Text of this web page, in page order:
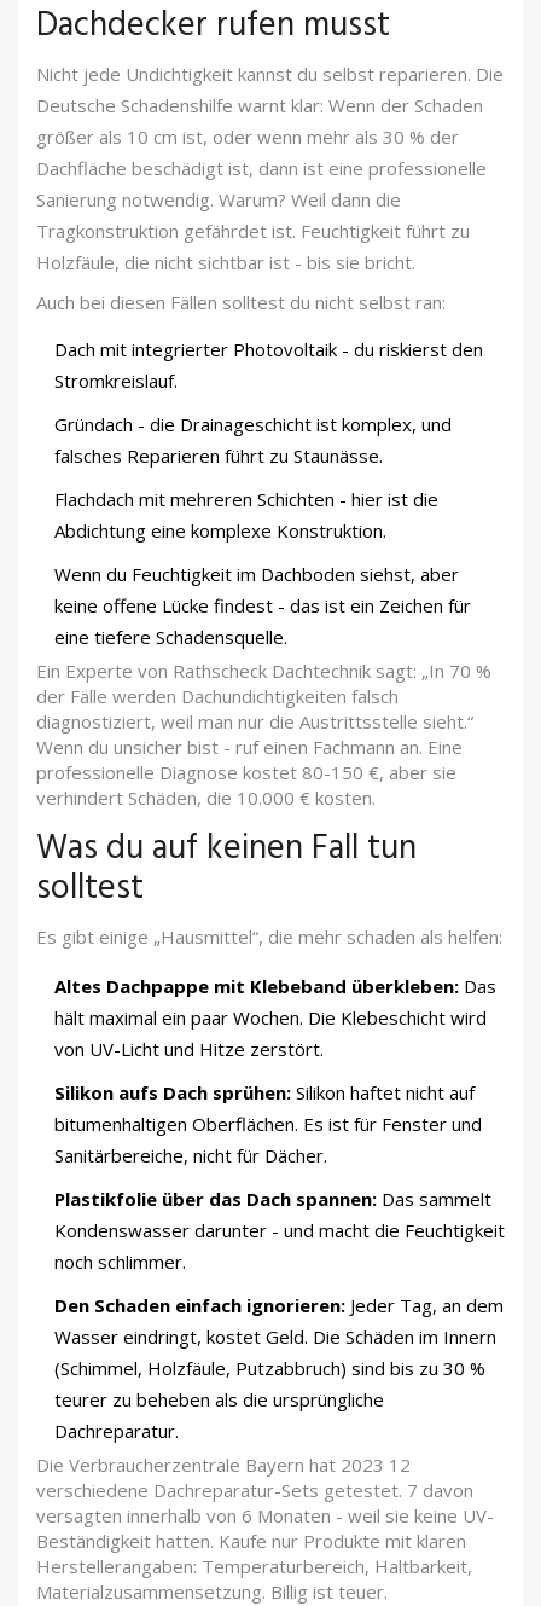
Dachdecker rufen musst
Nicht jede Undichtigkeit kannst du selbst reparieren. Die
Deutsche Schadenshilfe warnt klar: Wenn der Schaden
größer als 10 cm ist, oder wenn mehr als 30 % der
Dachfläche beschädigt ist, dann ist eine professionelle
Sanierung notwendig. Warum? Weil dann die
Tragkonstruktion gefährdet ist. Feuchtigkeit führt zu
Holzfäule, die nicht sichtbar ist - bis sie bricht.
Auch bei diesen Fällen solltest du nicht selbst ran:
Dach mit integrierter Photovoltaik - du riskierst den
Stromkreislauf.
Gründach - die Drainageschicht ist komplex, und
falsches Reparieren führt zu Staunässe.
Flachdach mit mehreren Schichten - hier ist die
Abdichtung eine komplexe Konstruktion.
Wenn du Feuchtigkeit im Dachboden siehst, aber
keine offene Lücke findest - das ist ein Zeichen für
eine tiefere Schadensquelle.
Ein Experte von Rathscheck Dachtechnik sagt: „In 70 %
der Fälle werden Dachundichtigkeiten falsch
diagnostiziert, weil man nur die Austrittsstelle sieht.“
Wenn du unsicher bist - ruf einen Fachmann an. Eine
professionelle Diagnose kostet 80-150 €, aber sie
verhindert Schäden, die 10.000 € kosten.
Was du auf keinen Fall tun
solltest
Es gibt einige „Hausmittel“, die mehr schaden als helfen:
Altes Dachpappe mit Klebeband überkleben: Das
hält maximal ein paar Wochen. Die Klebeschicht wird
von UV-Licht und Hitze zerstört.
Silikon aufs Dach sprühen: Silikon haftet nicht auf
bitumenhaltigen Oberflächen. Es ist für Fenster und
Sanitärbereiche, nicht für Dächer.
Plastikfolie über das Dach spannen: Das sammelt
Kondenswasser darunter - und macht die Feuchtigkeit
noch schlimmer.
Den Schaden einfach ignorieren: Jeder Tag, an dem
Wasser eindringt, kostet Geld. Die Schäden im Innern
(Schimmel, Holzfäule, Putzabbruch) sind bis zu 30 %
teurer zu beheben als die ursprüngliche
Dachreparatur.
Die Verbraucherzentrale Bayern hat 2023 12
verschiedene Dachreparatur-Sets getestet. 7 davon
versagten innerhalb von 6 Monaten - weil sie keine UV-
Beständigkeit hatten. Kaufe nur Produkte mit klaren
Herstellerangaben: Temperaturbereich, Haltbarkeit,
Materialzusammensetzung. Billig ist teuer.